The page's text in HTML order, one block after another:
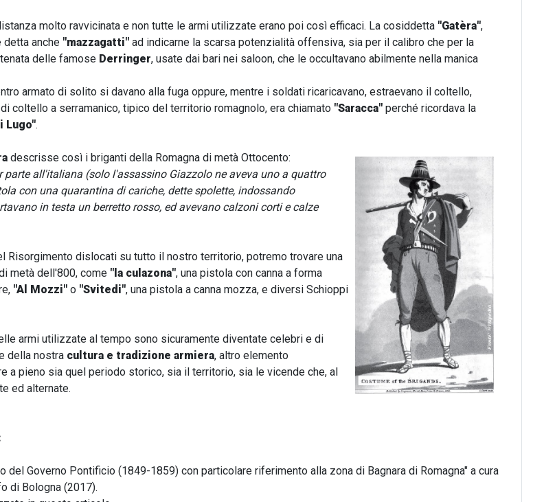
molto ravvicinata e non tutte le armi utilizzate erano poi così efficaci. La cosiddetta "Gatèra",
detta anche "mazzagatti" ad indicarne la scarsa potenzialità offensiva, sia per il calibro che per la
delle famose Derringer, usate dai bari nei saloon, che le occultavano abilmente nella manica
armato di solito si davano alla fuga oppure, mentre i soldati ricaricavano, estraevano il coltello,
coltello a serramanico, tipico del territorio romagnolo, era chiamato "Saracca" perché ricordava la
Lugo".
descrisse così i briganti della Romagna di metà Ottocento:
all'italiana (solo l'assassino Giazzolo ne aveva uno a quattro
con una quarantina di cariche, dette spolette, indossando
in testa un berretto rosso, ed avevano calzoni corti e calze
Risorgimento dislocati su tutto il nostro territorio, potremo trovare una
metà dell'800, come "la culazona", una pistola con canna a forma
"Al Mozzi" o "Svitedi", una pistola a canna mozza, e diversi Schioppi
armi utilizzate al tempo sono sicuramente diventate celebri e di
della nostra cultura e tradizione armiera, altro elemento
a pieno sia quel periodo storico, sia il territorio, sia le vicende che, al
ed alternate.
Governo Pontificio (1849-1859) con particolare riferimento alla zona di Bagnara di Romagna" a cura
di Bologna (2017).